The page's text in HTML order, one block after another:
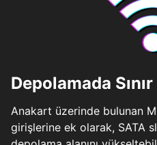
Depolamada
Anakart üzerinde bulunan
girişlerine ek olarak, SATA